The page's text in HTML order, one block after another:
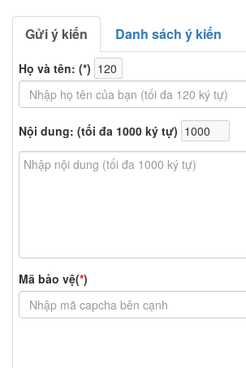
Gửi ý kiến Danh sách ý kiến
Họ và tên: (*)
Nội dung: (tối đa 1000 ký tự)
Mã bảo vệ(*)